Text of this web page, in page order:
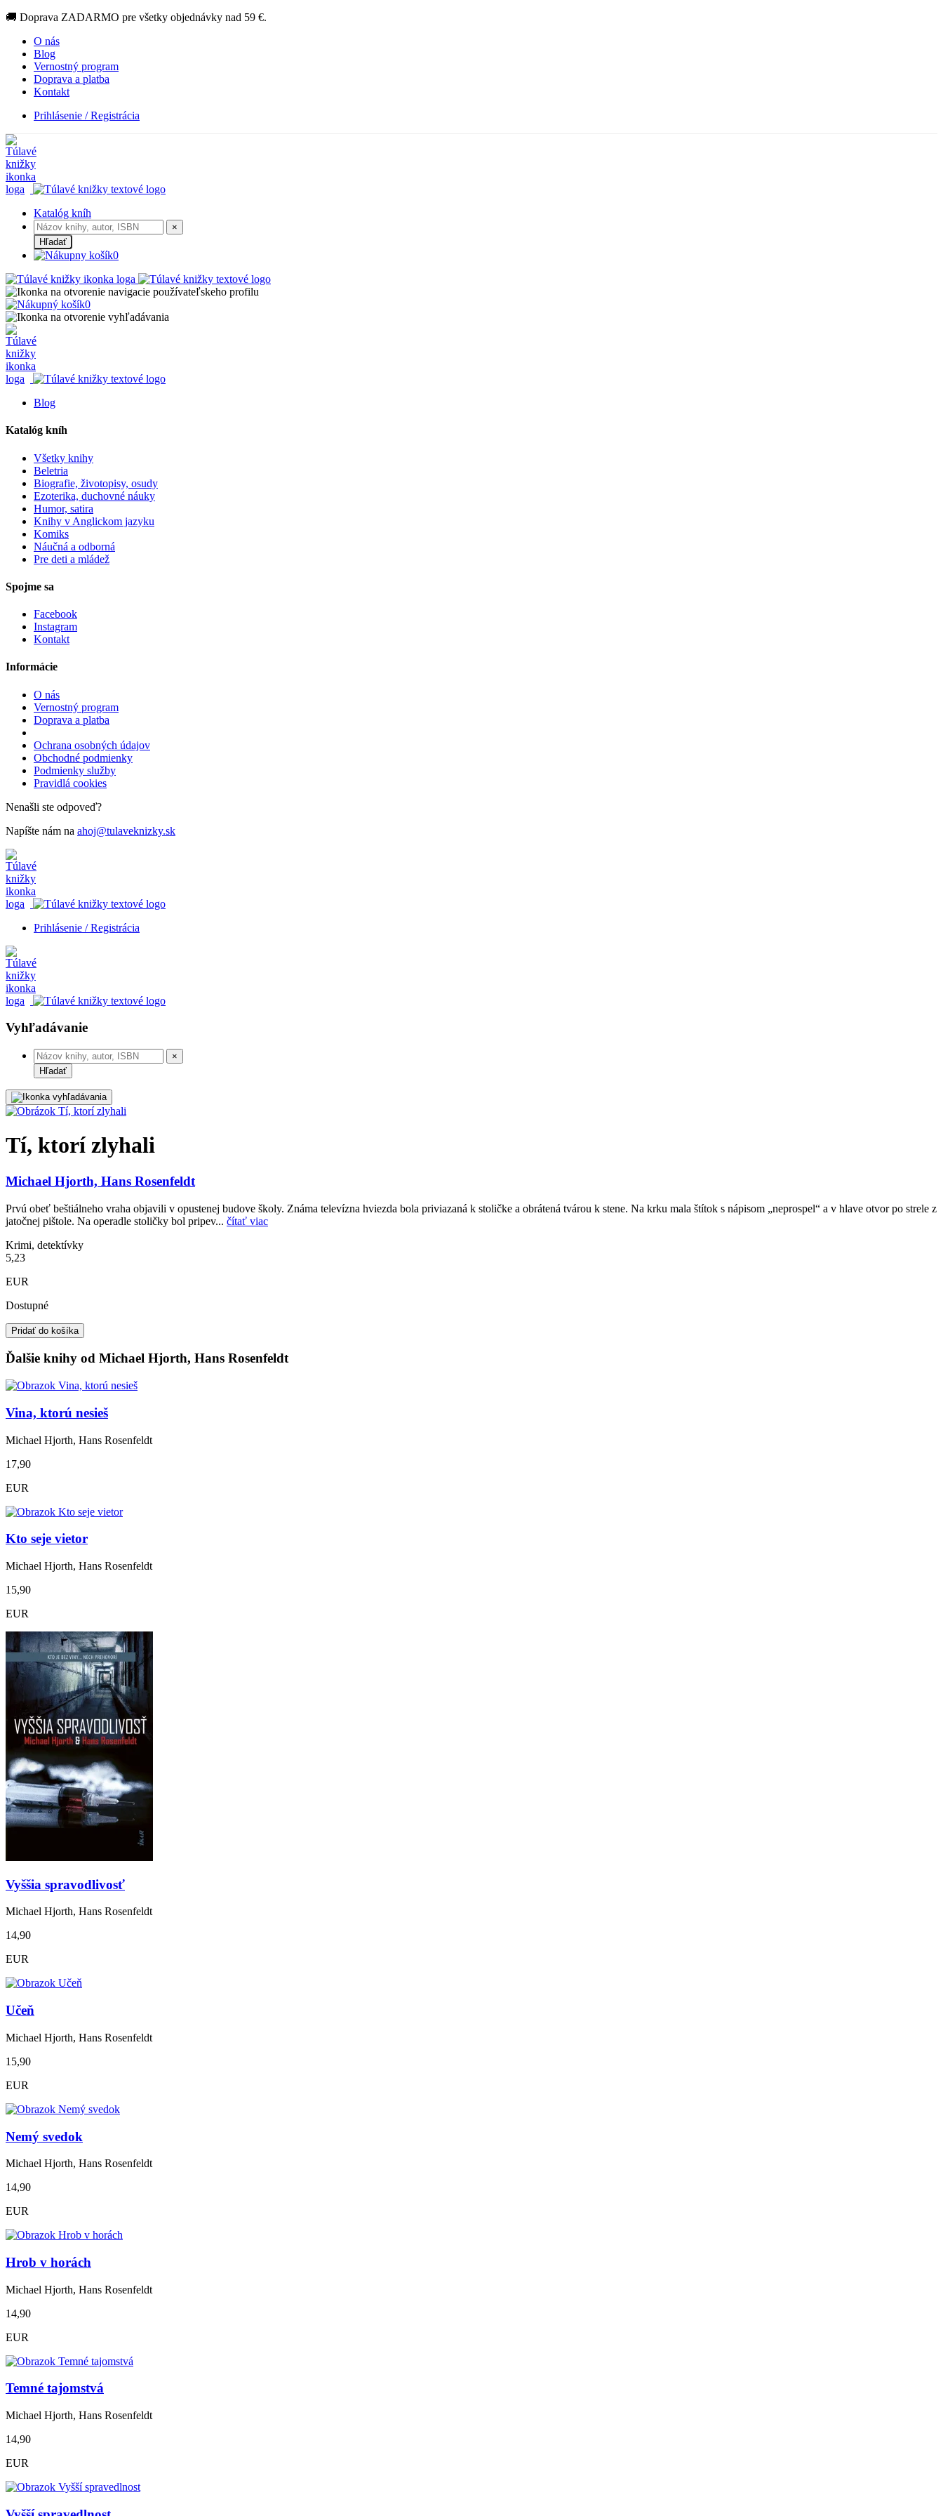
🚚 Doprava ZADARMO pre všetky objednávky nad 59 €.
O nás
Blog
Vernostný program
Doprava a platba
Kontakt
Prihlásenie / Registrácia
Katalóg kníh
×
Hľadať
0
0
Blog
Katalóg kníh
Všetky knihy
Beletria
Biografie, životopisy, osudy
Ezoterika, duchovné náuky
Humor, satira
Knihy v Anglickom jazyku
Komiks
Náučná a odborná
Pre deti a mládež
Spojme sa
Facebook
Instagram
Kontakt
Informácie
O nás
Vernostný program
Doprava a platba
Ochrana osobných údajov
Obchodné podmienky
Podmienky služby
Pravidlá cookies
Nenašli ste odpoveď?
Napíšte nám na ahoj@tulaveknizky.sk
Prihlásenie / Registrácia
Vyhľadávanie
×
Hľadať
Tí, ktorí zlyhali
Michael Hjorth, Hans Rosenfeldt
Prvú obeť beštiálneho vraha objavili v opustenej budove školy. Známa televízna hviezda bola priviazaná k stoličke a obrátená tvárou k stene. Na krku mala štítok s nápisom „neprospel“ a v hlave otvor po strele z
jatočnej pištole. Na operadle stoličky bol pripev... čítať viac
Krimi, detektívky
5,23
EUR
Dostupné
Pridať do košíka
Ďalšie knihy od Michael Hjorth, Hans Rosenfeldt
Vina, ktorú nesieš
Michael Hjorth, Hans Rosenfeldt
17,90
EUR
Kto seje vietor
Michael Hjorth, Hans Rosenfeldt
15,90
EUR
Vyššia spravodlivosť
Michael Hjorth, Hans Rosenfeldt
14,90
EUR
Učeň
Michael Hjorth, Hans Rosenfeldt
15,90
EUR
Nemý svedok
Michael Hjorth, Hans Rosenfeldt
14,90
EUR
Hrob v horách
Michael Hjorth, Hans Rosenfeldt
14,90
EUR
Temné tajomstvá
Michael Hjorth, Hans Rosenfeldt
14,90
EUR